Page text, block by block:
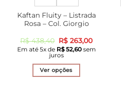
Kaftan Fluity – Listrada
Rosa – Col. Giorgio
R$438,40 O
preço
original
era:
R$ 438,40.
R$ 263,00O
preço
atual
Em até 5x de R$52,60sem
juros
Ver opções